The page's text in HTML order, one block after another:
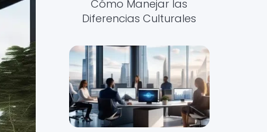
Cómo Manejar las
Diferencias Culturales